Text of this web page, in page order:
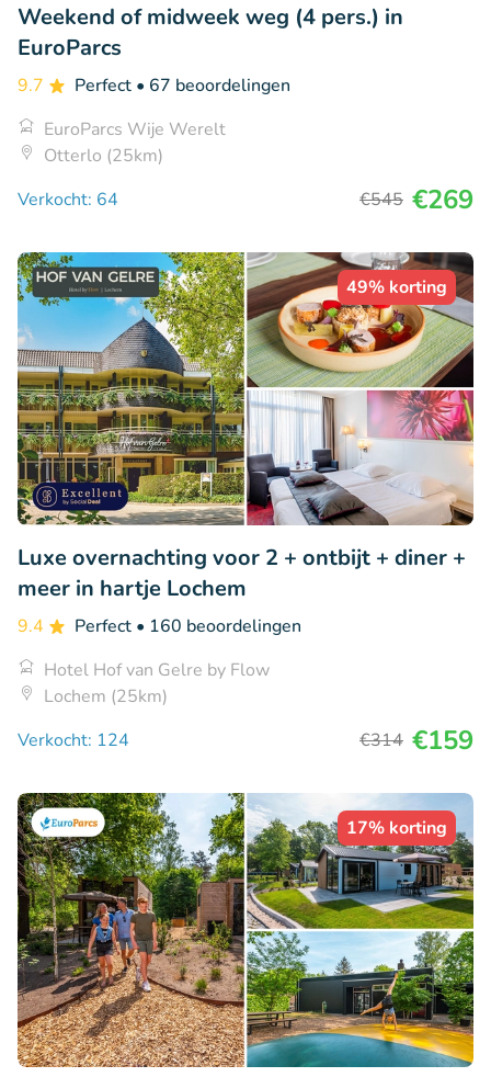
Weekend of midweek weg (4 pers.) in
EuroParcs
9.7 Perfect • 67 beoordelingen
EuroParcs Wije Werelt
Otterlo (25km)
Verkocht: 64
€545 €269
49% korting
Luxe overnachting voor 2 + ontbijt + diner +
meer in hartje Lochem
9.4 Perfect • 160 beoordelingen
Hotel Hof van Gelre by Flow
Lochem (25km)
Verkocht: 124
€314 €159
17% korting